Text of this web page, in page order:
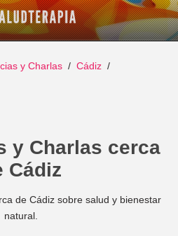
y Charlas
Cádiz
y Charlas cerca
Cádiz
de Cádiz sobre salud y bienestar
natural.